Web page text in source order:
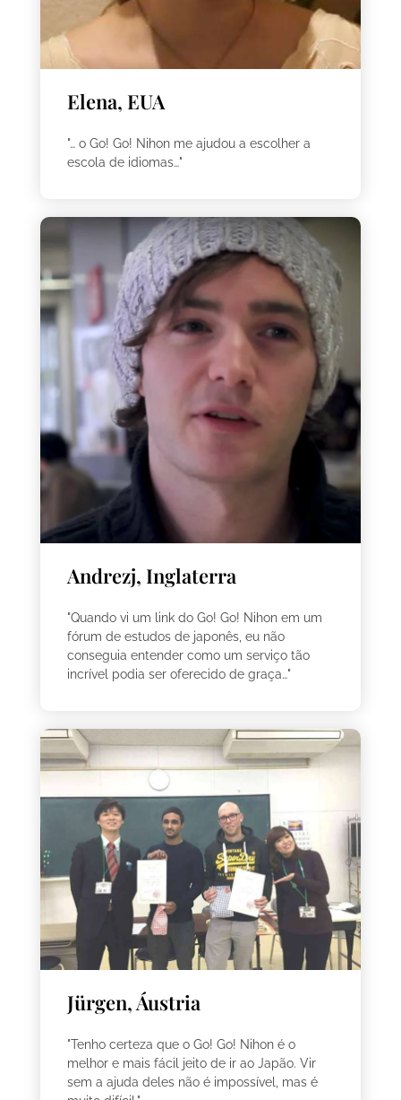
Elena, EUA
"… o Go! Go! Nihon me ajudou a escolher a
escola de idiomas…"
Andrezj, Inglaterra
"Quando vi um link do Go! Go! Nihon em um
fórum de estudos de japonês, eu não
conseguia entender como um serviço tão
incrível podia ser oferecido de graça…"
Jürgen, Áustria
"Tenho certeza que o Go! Go! Nihon é o
melhor e mais fácil jeito de ir ao Japão. Vir
sem a ajuda deles não é impossível, mas é